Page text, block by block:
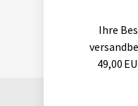
Ihre
49,00